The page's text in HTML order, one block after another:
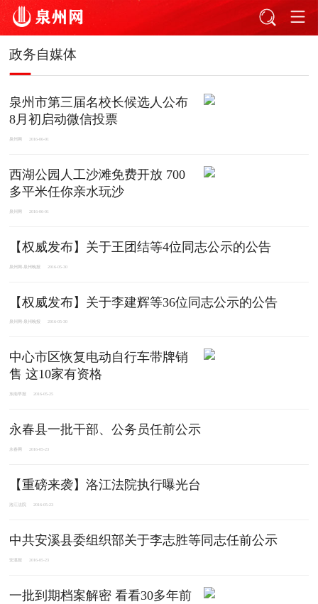
政务自媒体
泉州市第三届名校长候选人公布
8月初启动微信投票
泉州网 2016-06-01
西湖公园人工沙滩免费开放 700
多平米任你亲水玩沙
泉州网 2016-06-01
【权威发布】关于王团结等4位同志公示的公告
泉州网-泉州晚报 2016-05-30
【权威发布】关于李建辉等36位同志公示的公告
泉州网-泉州晚报 2016-05-30
中心市区恢复电动自行车带牌销
售 这10家有资格
东南早报 2016-05-25
永春县一批干部、公务员任前公示
永春网 2016-05-23
【重磅来袭】洛江法院执行曝光台
洛江法院 2016-05-23
中共安溪县委组织部关于李志胜等同志任前公示
安溪报 2016-05-23
一批到期档案解密 看看30多年前